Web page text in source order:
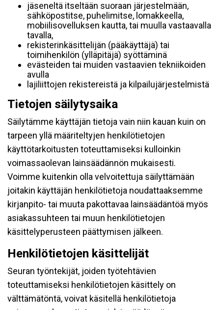
jäseneltä itseltään suoraan järjestelmään,
sähköpostitse, puhelimitse, lomakkeella,
mobiilisovelluksen kautta, tai muulla vastaavalla
tavalla,
rekisterinkäsittelijän (pääkäyttäjä) tai
toimihenkilön (ylläpitäjä) syöttäminä
evästeiden tai muiden vastaavien tekniikoiden
avulla
lajiliittojen rekistereistä ja kilpailujärjestelmistä
Tietojen säilytysaika
Säilytämme käyttäjän tietoja vain niin kauan kuin on
tarpeen yllä määriteltyjen henkilötietojen
käyttötarkoitusten toteuttamiseksi kulloinkin
voimassaolevan lainsäädännön mukaisesti.
Voimme kuitenkin olla velvoitettuja säilyttämään
joitakin käyttäjän henkilötietoja noudattaaksemme
kirjanpito- tai muuta pakottavaa lainsäädäntöä myös
asiakassuhteen tai muun henkilötietojen
käsittelyperusteen päättymisen jälkeen.
Henkilötietojen käsittelijät
Seuran työntekijät, joiden työtehtävien
toteuttamiseksi henkilötietojen käsittely on
välttämätöntä, voivat käsitellä henkilötietoja